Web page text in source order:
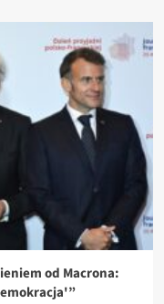
od Macrona: